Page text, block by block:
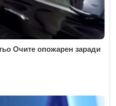
Очите опожарен заради